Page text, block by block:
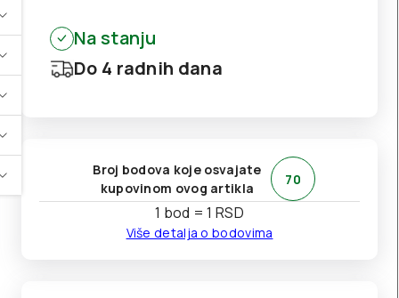
Na stanju
Do 4 radnih dana
Broj bodova koje osvajate
kupovinom ovog artikla
70
1 bod = 1 RSD
Više detalja o bodovima